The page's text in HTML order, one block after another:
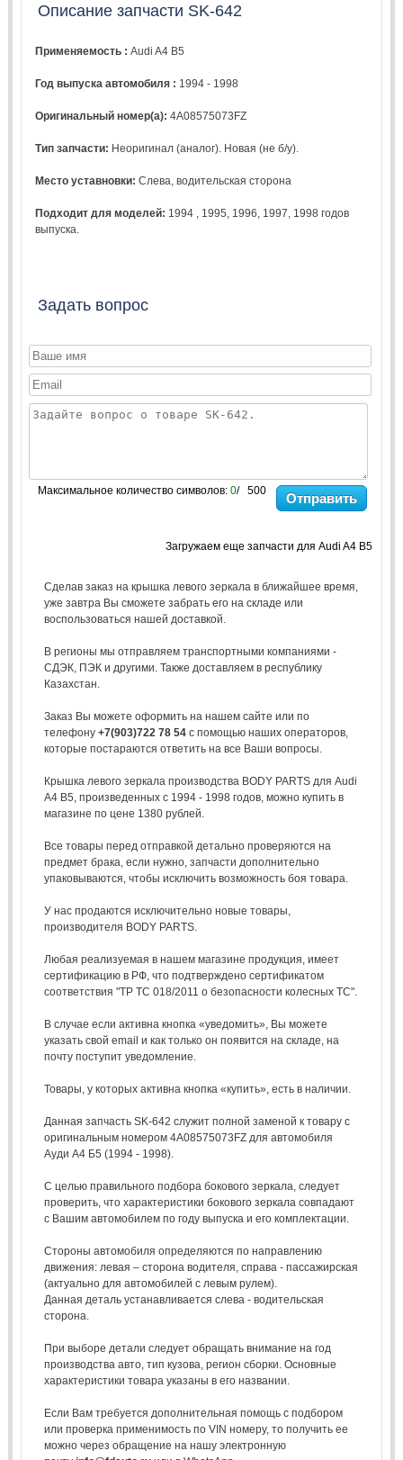
Описание запчасти SK-642
Применяемость :Audi A4 B5
Год выпуска автомобиля : 1994 - 1998
Оригинальный номер(а):4A08575073FZ
Тип запчасти: Неоригинал (аналог). Новая (не б/у).
Место уставновки:Слева, водительская сторона
Подходит для моделей: 1994 1995 1996 1997 1998 годов
выпуска.
Задать вопрос
Максимальное количество символов: 0/ 500 Отправить
Загружаем еще запчасти для Audi A4 B5
Сделав заказ на крышка левого зеркала в ближайшее время,
уже завтра Вы сможете забрать его на складе или
воспользоваться нашей доставкой.
В регионы мы отправляем транспортными компаниями -
СДЭК, ПЭК и другими. Также доставляем в республику
Казахстан.
Заказ Вы можете оформить на нашем сайте или по
телефону +7(903)722 78 54с помощью наших операторов,
которые постараются ответить на все Ваши вопросы.
Крышка левого зеркала производства BODY PARTS для Audi
A4 B5, произведенных с 1994 - 1998 годов, можно купить в
магазине по цене 1380 рублей.
Все товары перед отправкой детально проверяются на
предмет брака, если нужно, запчасти дополнительно
упаковываются, чтобы исключить возможность боя товара.
У нас продаются исключительно новые товары,
производителя BODY PARTS.
Любая реализуемая в нашем магазине продукция, имеет
сертификацию в РФ, что подтверждено сертификатом
соответствия "ТР ТС 018/2011 о безопасности колесных ТС".
В случае если активна кнопка «уведомить», Вы можете
указать свой email и как только он появится на складе, на
почту поступит уведомление.
Товары, у которых активна кнопка «купить», есть в наличии.
Данная запчасть SK-642 служит полной заменой к товару с
оригинальным номером 4A08575073FZ для автомобиля
Ауди А4 Б5 (1994 - 1998).
С целью правильного подбора бокового зеркала, следует
проверить, что характеристики бокового зеркала совпадают
с Вашим автомобилем по году выпуска и его комплектации.
Стороны автомобиля определяются по направлению
движения: левая – сторона водителя, справа - пассажирская
(актуально для автомобилей с левым рулем).
Данная деталь устанавливается слева - водительская
сторона.
При выборе детали следует обращать внимание на год
производства авто, тип кузова, регион сборки. Основные
характеристики товара указаны в его названии.
Если Вам требуется дополнительная помощь с подбором
или проверка применимость по VIN номеру, то получить ее
можно через обращение на нашу электронную